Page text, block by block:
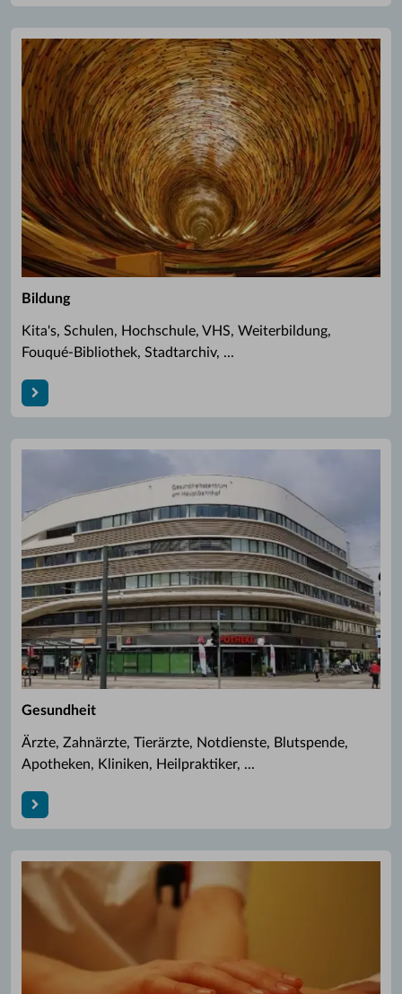
Bildung
Kita's, Schulen, Hochschule, VHS, Weiterbildung,
Fouqué-Bibliothek, Stadtarchiv, ...
Gesundheit
Ärzte, Zahnärzte, Tierärzte, Notdienste, Blutspende,
Apotheken, Kliniken, Heilpraktiker, ...